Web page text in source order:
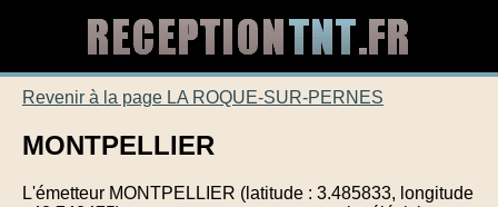
Revenir à la page LA ROQUE-SUR-PERNES
MONTPELLIER
L'émetteur MONTPELLIER (latitude : 3.485833, longitude